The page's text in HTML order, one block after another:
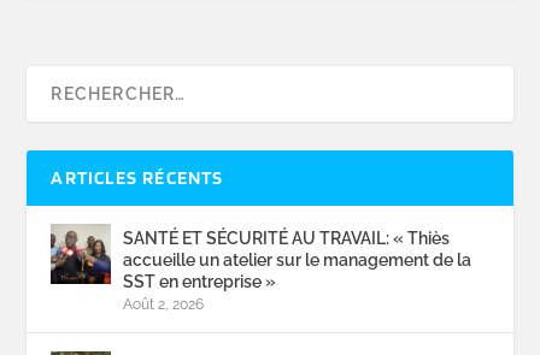
ARTICLES RÉCENTS
SANTÉ ET SÉCURITÉ AU TRAVAIL: « Thiès
accueille un atelier sur le management de la
SST en entreprise »
Août 2, 2026